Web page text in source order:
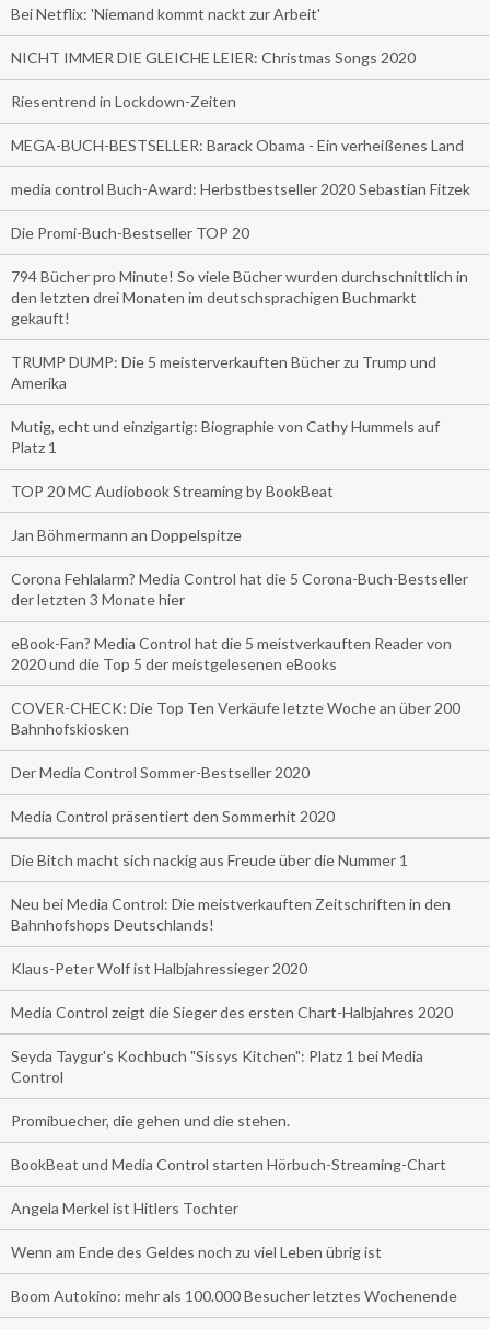
Bei Netflix: 'Niemand kommt nackt zur Arbeit'
NICHT IMMER DIE GLEICHE LEIER: Christmas Songs 2020
Riesentrend in Lockdown-Zeiten
MEGA-BUCH-BESTSELLER: Barack Obama - Ein verheißenes Land
media control Buch-Award: Herbstbestseller 2020 Sebastian Fitzek
Die Promi-Buch-Bestseller TOP 20
794 Bücher pro Minute! So viele Bücher wurden durchschnittlich in
den letzten drei Monaten im deutschsprachigen Buchmarkt
gekauft!
TRUMP DUMP: Die 5 meisterverkauften Bücher zu Trump und
Amerika
Mutig, echt und einzigartig: Biographie von Cathy Hummels auf
Platz 1
TOP 20 MC Audiobook Streaming by BookBeat
Jan Böhmermann an Doppelspitze
Corona Fehlalarm? Media Control hat die 5 Corona-Buch-Bestseller
der letzten 3 Monate hier
eBook-Fan? Media Control hat die 5 meistverkauften Reader von
2020 und die Top 5 der meistgelesenen eBooks
COVER-CHECK: Die Top Ten Verkäufe letzte Woche an über 200
Bahnhofskiosken
Der Media Control Sommer-Bestseller 2020
Media Control präsentiert den Sommerhit 2020
Die Bitch macht sich nackig aus Freude über die Nummer 1
Neu bei Media Control: Die meistverkauften Zeitschriften in den
Bahnhofshops Deutschlands!
Klaus-Peter Wolf ist Halbjahressieger 2020
Media Control zeigt die Sieger des ersten Chart-Halbjahres 2020
Seyda Taygur's Kochbuch "Sissys Kitchen": Platz 1 bei Media
Control
Promibuecher, die gehen und die stehen.
BookBeat und Media Control starten Hörbuch-Streaming-Chart
Angela Merkel ist Hitlers Tochter
Wenn am Ende des Geldes noch zu viel Leben übrig ist
Boom Autokino: mehr als 100.000 Besucher letztes Wochenende